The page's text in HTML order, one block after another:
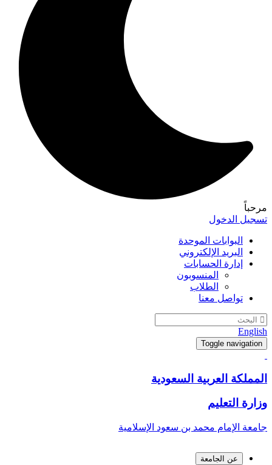
مرحباً
تسجيل الدخول
البوابات الموحدة
البريد الإلكتروني
إدارة الحسابات
المنسوبون
الطلاب
تواصل معنا
English
Toggle navigation
المملكة العربية السعودية
وزارة التعليم
جامعة الإمام محمد بن سعود الإسلامية
عن الجامعة